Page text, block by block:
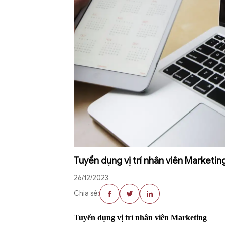
Tuyển dụng vị trí nhân viên
26/12/2023
Chia sẻ:
Tuyển dụng vị trínhân viên Marketing